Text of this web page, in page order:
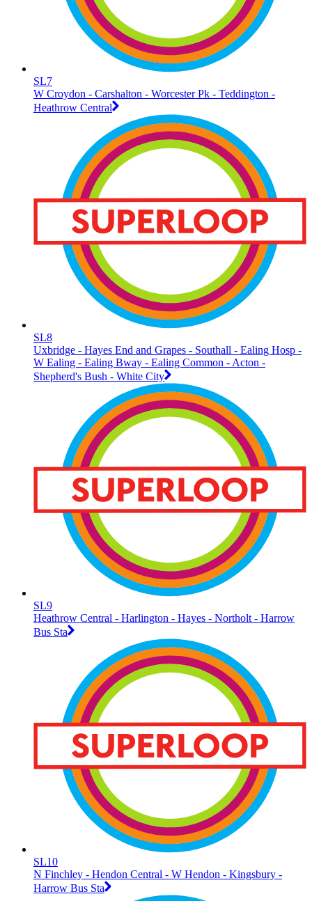
SL7
W Croydon - Carshalton - Worcester Pk - Teddington -
Heathrow Central
SL8
Uxbridge - Hayes End and Grapes - Southall - Ealing Hosp -
W Ealing - Ealing Bway - Ealing Common - Acton -
Shepherd's Bush - White City
SL9
Heathrow Central - Harlington - Hayes - Northolt - Harrow
Bus Sta
SL10
N Finchley - Hendon Central - W Hendon - Kingsbury -
Harrow Bus Sta